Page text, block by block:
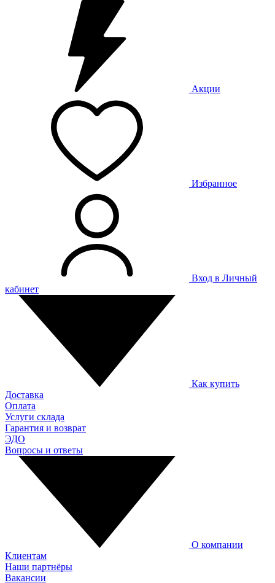
Акции
Избранное
Вход в Личный
кабинет
Как купить
Доставка
Оплата
Услуги склада
Гарантия и возврат
ЭДО
Вопросы и ответы
О компании
Клиентам
Наши партнёры
Вакансии